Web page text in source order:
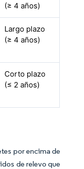
(≥ 4 años)
Largo plazo
(≥ 4 años)
Corto plazo
(≤ 2 años)
por encima de
de relevo que